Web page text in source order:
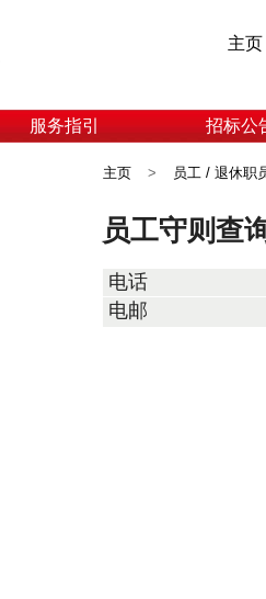
主页
服务指引 招标公
主页 > 员工 / 退休职